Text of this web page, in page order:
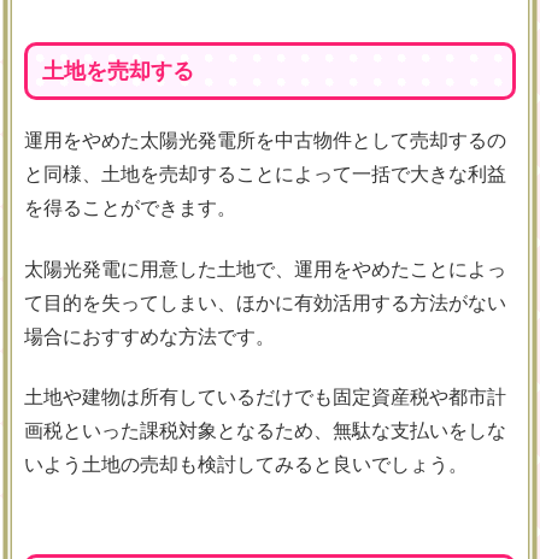
土地を売却する
運用をやめた太陽光発電所を中古物件として売却するの
と同様、土地を売却することによって一括で大きな利益
を得ることができます。
太陽光発電に用意した土地で、運用をやめたことによっ
て目的を失ってしまい、ほかに有効活用する方法がない
場合におすすめな方法です。
土地や建物は所有しているだけでも固定資産税や都市計
画税といった課税対象となるため、無駄な支払いをしな
いよう土地の売却も検討してみると良いでしょう。